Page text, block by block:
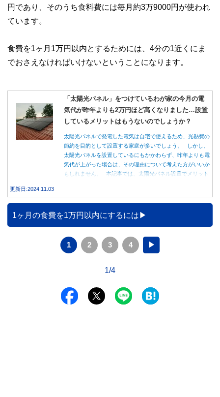
円であり、そのうち食料費には毎月約3万9000円が使われ
ています。
食費を1ヶ月1万円以内とするためには、4分の1近くにま
でおさえなければいけないということになります。
「太陽光パネル」をつけているわが家の今月の電
気代が昨年よりも2万円ほど高くなりました…設置
しているメリットはもうないのでしょうか？
太陽光パネルで発電した電気は自宅で使えるため、光熱費の
節約を目的として設置する家庭が多いでしょう。 しかし、
太陽光パネルを設置しているにもかかわらず、昨年よりも電
気代が上がった場合は、その理由について考えた方がいいか
もしれません。 本記事では、太陽光パネル設置でメリット
更新日:2024.11.03
1ヶ月の食費を1万円以内にするには
1 2 3 4 ▶
1/4